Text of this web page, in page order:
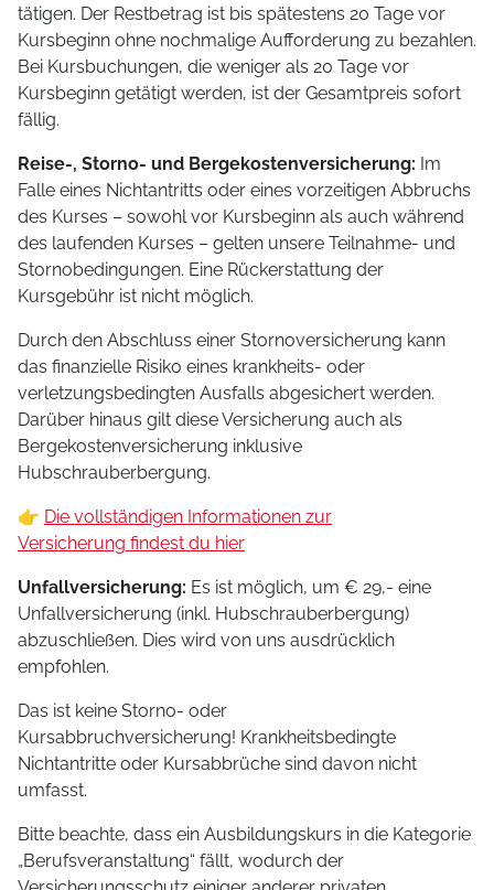
tätigen. Der Restbetrag ist bis spätestens 20 Tage vor
Kursbeginn ohne nochmalige Aufforderung zu bezahlen.
Bei Kursbuchungen, die weniger als 20 Tage vor
Kursbeginn getätigt werden, ist der Gesamtpreis sofort
fällig.
Reise-, Storno- und Bergekostenversicherung: Im
Falle eines Nichtantritts oder eines vorzeitigen Abbruchs
des Kurses – sowohl vor Kursbeginn als auch während
des laufenden Kurses – gelten unsere Teilnahme- und
Stornobedingungen. Eine Rückerstattung der
Kursgebühr ist nicht möglich.
Durch den Abschluss einer Stornoversicherung kann
das finanzielle Risiko eines krankheits- oder
verletzungsbedingten Ausfalls abgesichert werden.
Darüber hinaus gilt diese Versicherung auch als
Bergekostenversicherung inklusive
Hubschrauberbergung.
👉 Die vollständigen Informationen zur
Versicherung findest du hier
Unfallversicherung: Es ist möglich, um € 29,- eine
Unfallversicherung (inkl. Hubschrauberbergung)
abzuschließen. Dies wird von uns ausdrücklich
empfohlen.
Das ist keine Storno- oder
Kursabbruchversicherung! Krankheitsbedingte
Nichtantritte oder Kursabbrüche sind davon nicht
umfasst.
Bitte beachte, dass ein Ausbildungskurs in die Kategorie
„Berufsveranstaltung“ fällt, wodurch der